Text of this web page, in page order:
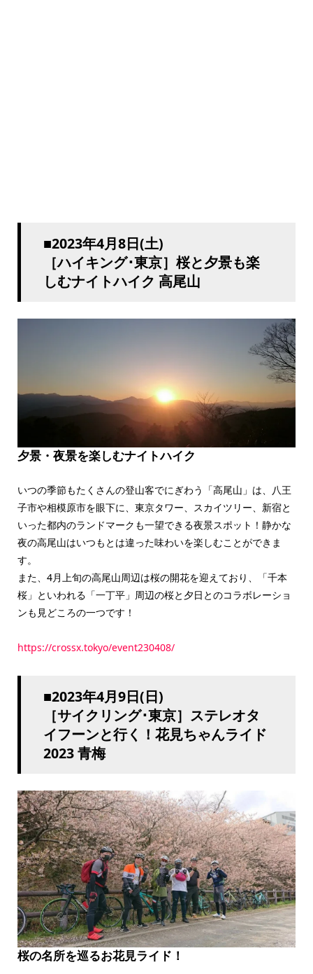
■2023年4月8日(土)
［ハイキング･東京］桜と夕景も楽
しむナイトハイク 高尾山
夕景・夜景を楽しむナイトハイク
いつの季節もたくさんの登山客でにぎわう「高尾山」は、八王
子市や相模原市を眼下に、東京タワー、スカイツリー、新宿と
いった都内のランドマークも一望できる夜景スポット！静かな
夜の高尾山はいつもとは違った味わいを楽しむことができま
す。
また、4月上旬の高尾山周辺は桜の開花を迎えており、「千本
桜」といわれる「一丁平」周辺の桜と夕日とのコラボレーショ
ンも見どころの一つです！
https://crossx.tokyo/event230408/
■2023年4月9日(日)
［サイクリング･東京］ステレオタ
イフーンと行く！花見ちゃんライド
2023 青梅
桜の名所を巡るお花見ライド！